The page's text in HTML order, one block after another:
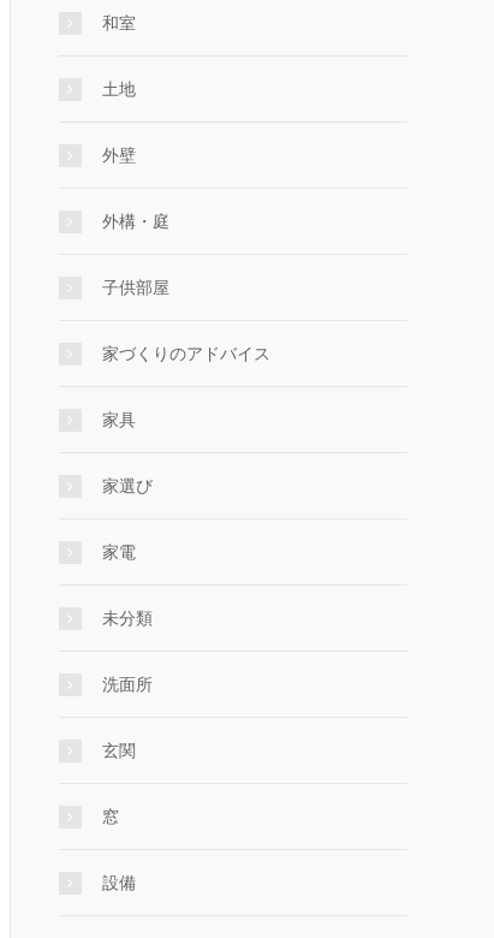
和室
土地
外壁
外構・庭
子供部屋
家づくりのアドバイス
家具
家選び
家電
未分類
洗面所
玄関
窓
設備